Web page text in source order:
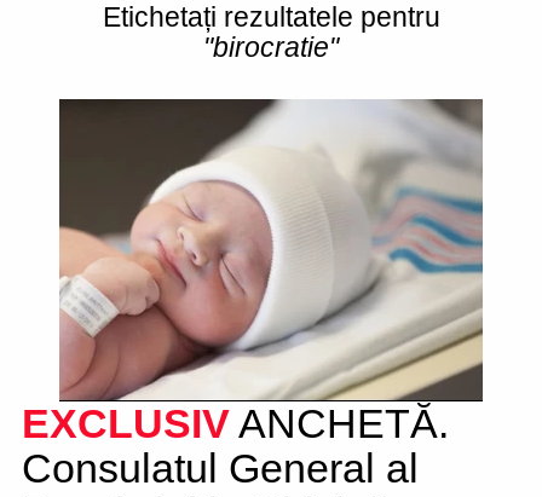
Etichetați rezultatele pentru
"birocratie"
EXCLUSIVANCHETĂ.
Consulatul General al